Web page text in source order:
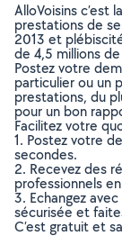
AlloVoisins c’est
prestations de
2013 et
de 4,5 millions
Postez votre
particulier ou un
prestations, du
pour un bon
Facilitez votre
1. Postez votre
secondes.
2. Recevez des
professionnels
3. Echangez
sécurisée et
C’est gratuit et